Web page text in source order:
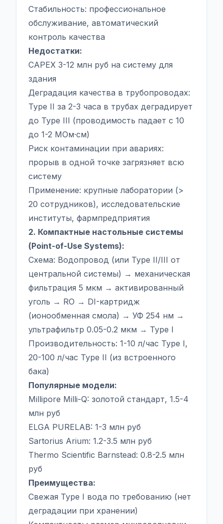
Стабильность: профессиональное
обслуживание, автоматический
контроль качества
Недостатки:
CAPEX 3-12 млн руб на систему для
здания
Деградация качества в трубопроводах:
Type II за 2-3 часа в трубах деградирует
до Type III (проводимость падает с 10
до 1-2 МОм·см)
Риск контаминации при авариях:
прорыв в одной точке загрязняет всю
систему
Применение: крупные лаборатории (>
20 сотрудников), исследовательские
институты, фармпредприятия
2. Компактные настольные системы
(Point-of-Use Systems):
Схема: Водопровод (или Type II/III от
центральной системы) → механическая
фильтрация 5 мкм → активированный
уголь → RO → DI-картридж
(ионообменная смола) → УФ 254 нм →
ультрафильтр 0.05-0.2 мкм → Type I
Производительность: 1-10 л/час Type I,
20-100 л/час Type II (из встроенного
бака)
Популярные модели:
Millipore Milli-Q: золотой стандарт, 1.5-4
млн руб
ELGA PURELAB: 1-3 млн руб
Sartorius Arium: 1.2-3.5 млн руб
Thermo Scientific Barnstead: 0.8-2.5 млн
руб
Преимущества:
Свежая Type I вода по требованию (нет
деградации при хранении)